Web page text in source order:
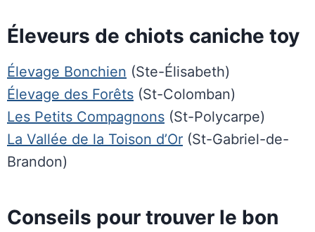
Éleveurs de chiots caniche toy
Élevage Bonchien (Ste-Élisabeth)
Élevage des Forêts (St-Colomban)
Les Petits Compagnons (St-Polycarpe)
La Vallée de la Toison d’Or (St-Gabriel-de-
Brandon)
Conseils pour trouver le bon